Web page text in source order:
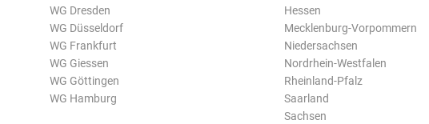
WG Dresden
WG Düsseldorf
WG Frankfurt
WG Giessen
WG Göttingen
WG Hamburg
Hessen
Mecklenburg-Vorpommern
Niedersachsen
Nordrhein-Westfalen
Rheinland-Pfalz
Saarland
Sachsen